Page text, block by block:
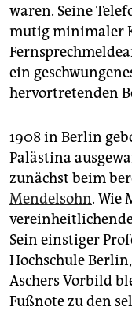
waren. Seine
mutig minimaler
ein
hervortretenden
1908 in Berlin
Palästina
zunächst beim
Mendelsohn. Wie
Sein einstiger
Hochschule
Aschers Vorbild
Fußnote zu den